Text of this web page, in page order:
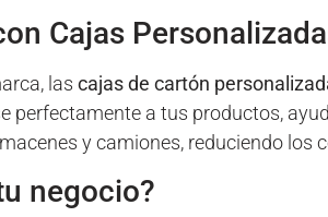
Cajas
las cajas de cartón
perfectamente a tus productos,
y camiones, reduciendo los
negocio?